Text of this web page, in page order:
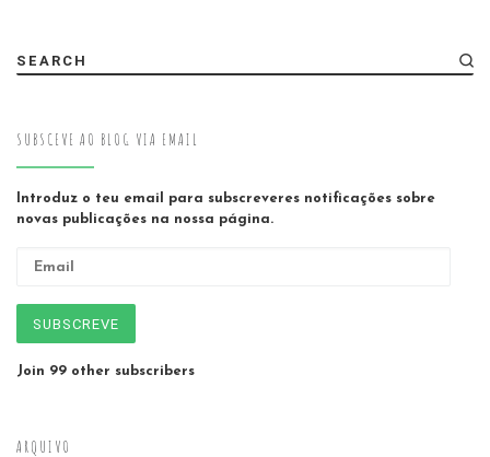
SEARCH
SUBSCEVE AO BLOG VIA EMAIL
Introduz o teu email para subscreveres notificações sobre
novas publicações na nossa página.
SUBSCREVE
Join 99 other subscribers
ARQUIVO